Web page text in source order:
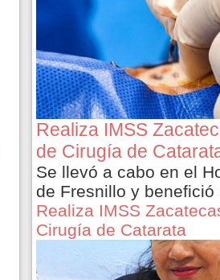
Realiza IMSS
de Cirugía de
Se llevó a cabo en el
de Fresnillo y benefició
Realiza IMSS
Cirugía de Catarata